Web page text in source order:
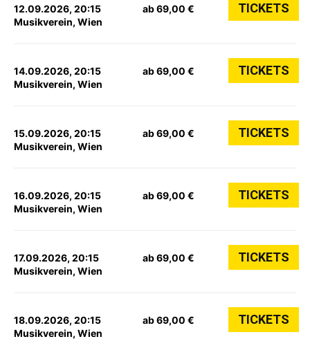
12.09.2026, 20:15
Musikverein, Wien
ab 69,00 € TICKETS
14.09.2026, 20:15
Musikverein, Wien
ab 69,00 € TICKETS
15.09.2026, 20:15
Musikverein, Wien
ab 69,00 € TICKETS
16.09.2026, 20:15
Musikverein, Wien
ab 69,00 € TICKETS
17.09.2026, 20:15
Musikverein, Wien
ab 69,00 € TICKETS
18.09.2026, 20:15
Musikverein, Wien
ab 69,00 € TICKETS